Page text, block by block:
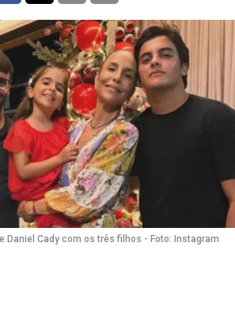
Daniel Cady com os três filhos - Foto: Instagram